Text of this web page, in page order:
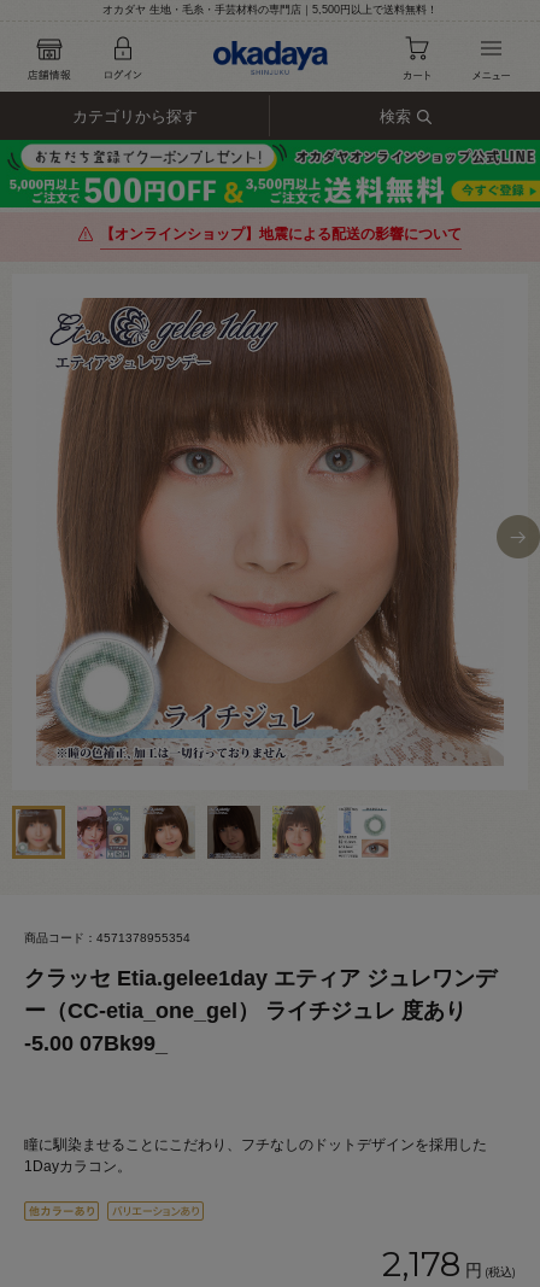
オカダヤ 生地・毛糸・手芸材料の専門店｜5,500円以上で送料無料！
カテゴリから探す 検索
【オンラインショップ】地震による配送の影響について
商品コード：4571378955354
クラッセ Etia.gelee1day エティア ジュレワンデ
ー（CC-etia_one_gel） ライチジュレ 度あり
-5.00 07Bk99_
瞳に馴染ませることにこだわり、フチなしのドットデザインを採用した
1Dayカラコン。
2,178 円 (税込)